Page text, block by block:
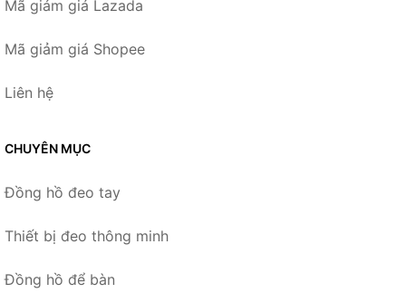
Mã giảm giá Lazada
Mã giảm giá Shopee
Liên hệ
CHUYÊN MỤC
Đồng hồ đeo tay
Thiết bị đeo thông minh
Đồng hồ để bàn